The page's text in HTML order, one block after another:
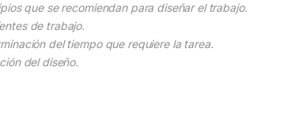
que se recomiendan para diseñar el trabajo.
de trabajo.
del tiempo que requiere la tarea.
del diseño.